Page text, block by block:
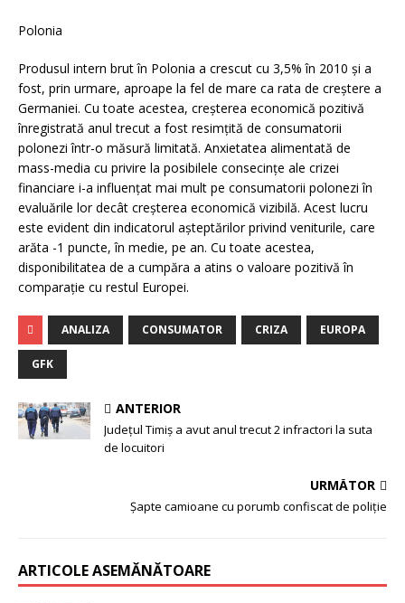
Polonia
Produsul intern brut în Polonia a crescut cu 3,5% în 2010 şi a
fost, prin urmare, aproape la fel de mare ca rata de creştere a
Germaniei. Cu toate acestea, creşterea economică pozitivă
înregistrată anul trecut a fost resimţită de consumatorii
polonezi într-o măsură limitată. Anxietatea alimentată de
mass-media cu privire la posibilele consecinţe ale crizei
financiare i-a influenţat mai mult pe consumatorii polonezi în
evaluările lor decât creşterea economică vizibilă. Acest lucru
este evident din indicatorul aşteptărilor privind veniturile, care
arăta -1 puncte, în medie, pe an. Cu toate acestea,
disponibilitatea de a cumpăra a atins o valoare pozitivă în
comparaţie cu restul Europei.
ANALIZA CONSUMATOR CRIZA EUROPA
GFK
ANTERIOR
Judeţul Timiş a avut anul trecut 2 infractori la suta
de locuitori
URMĂTOR
Șapte camioane cu porumb confiscat de poliție
ARTICOLE ASEMĂNĂTOARE